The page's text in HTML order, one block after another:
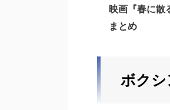
映画『春に散
まとめ
ボクシ